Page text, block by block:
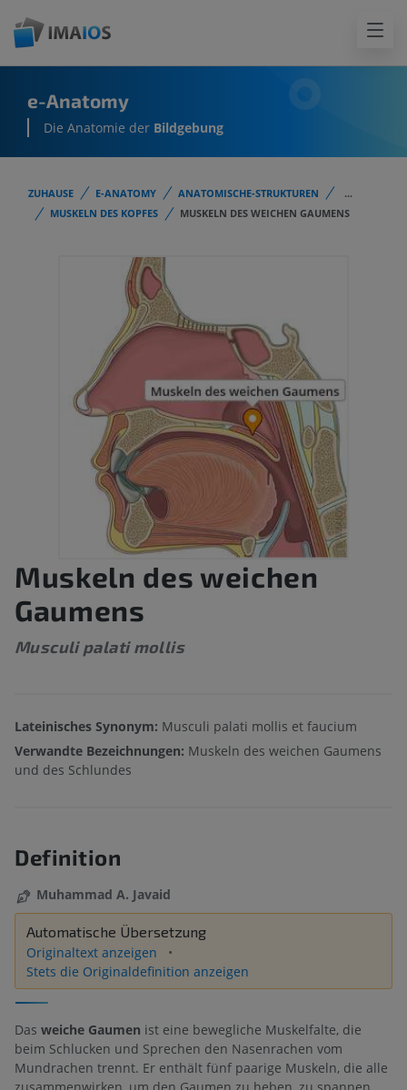
e-Anatomy
Die Anatomie der Bildgebung
ZUHAUSE E-ANATOMY ANATOMISCHE-STRUKTUREN
...
MUSKELN DES KOPFES
MUSKELN DES WEICHEN GAUMENS
Muskeln des weichen
Gaumens
Musculi palati mollis
Lateinisches Synonym: Musculi palati mollis et faucium
Verwandte Bezeichnungen: Muskeln des weichen Gaumens
und des Schlundes
Definition
Muhammad A. Javaid
Automatische Übersetzung
Originaltext anzeigen
Stets die Originaldefinition anzeigen
Das weiche Gaumen ist eine bewegliche Muskelfalte, die
beim Schlucken und Sprechen den Nasenrachen vom
Mundrachen trennt. Er enthält fünf paarige Muskeln, die alle